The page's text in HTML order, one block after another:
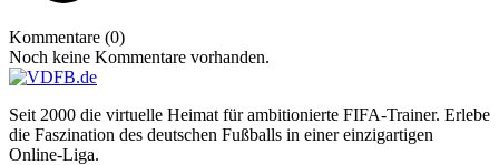
Kommentare (0)
Noch keine Kommentare vorhanden.
Seit 2000 die virtuelle Heimat für ambitionierte FIFA-Trainer. Erlebe
die Faszination des deutschen Fußballs in einer einzigartigen
Online-Liga.